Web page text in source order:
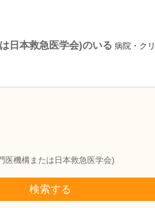
日本救急医学会)のいる 病院・ク
医機構または日本救急医学会)
検索する